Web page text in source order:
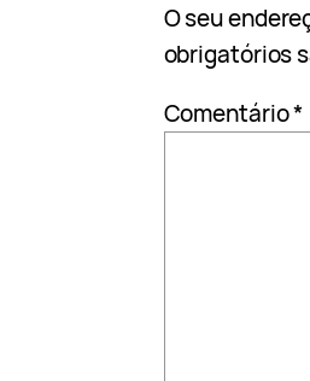
O seu
obrigatórios
Comentário*